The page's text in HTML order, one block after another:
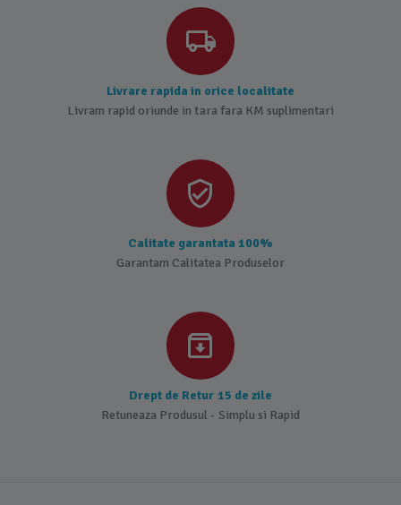
Livrare rapida in orice localitate
Livram rapid oriunde in tara fara KM suplimentari
Calitate garantata 100%
Garantam Calitatea Produselor
Drept de Retur 15 de zile
Retuneaza Produsul - Simplu si Rapid